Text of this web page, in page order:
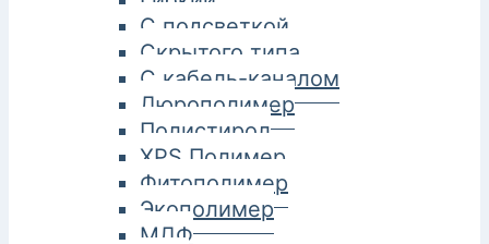
С подсветкой
Скрытого типа
С кабель-каналом
Дюрополимер
Полистирол
XPS Полимер
Фитополимер
Экополимер
МДФ